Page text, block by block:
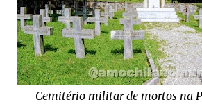
Cemitério militar de mortos na